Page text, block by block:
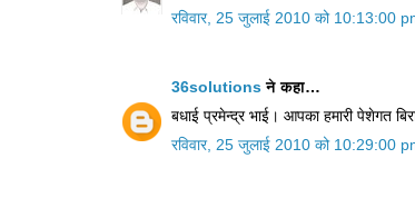
रविवार, 25 जुलाई 2010 को 10:13:00
36solutionsने कहा…
बधाई प्रमेन्‍द्र भाई। आपका हमारी पेशेगत
रविवार, 25 जुलाई 2010 को 10:29:00